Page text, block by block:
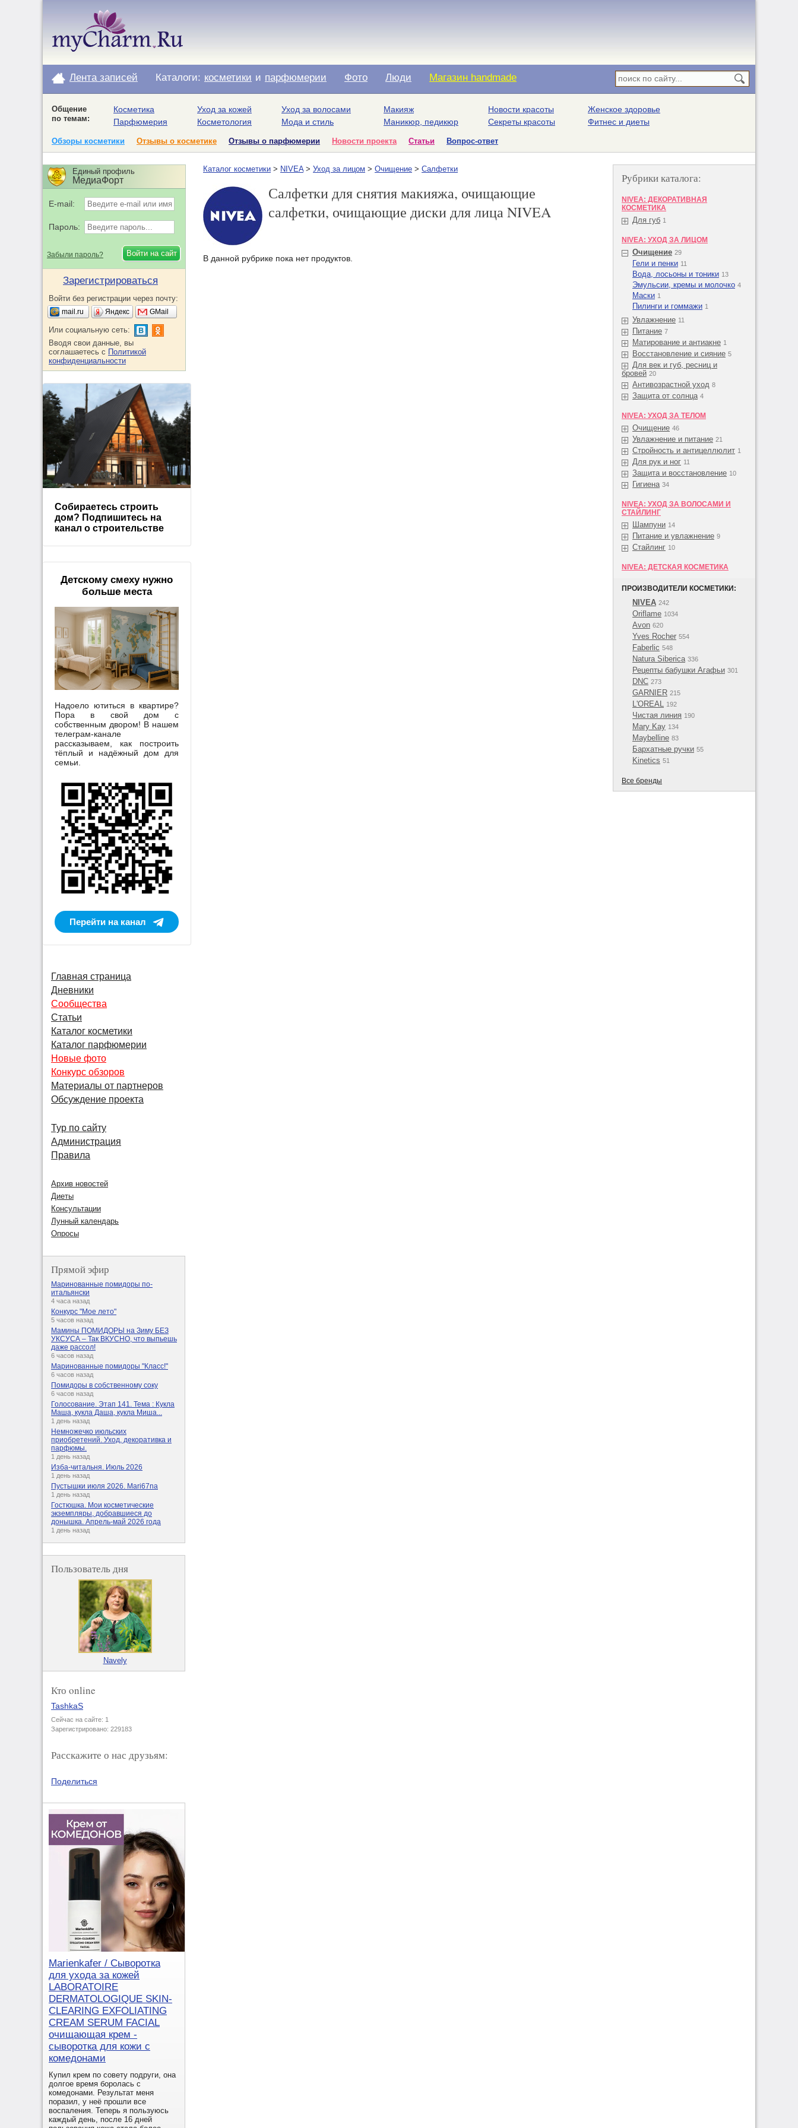
Лента записей Каталоги: косметики и парфюмерии Фото Люди Магазин handmade
Общение
по темам:
Косметика
Парфюмерия
Уход за кожей
Косметология
Уход за волосами
Мода и стиль
Макияж
Маникюр, педикюр
Новости красоты
Секреты красоты
Женское здоровье
Фитнес и диеты
Обзоры косметики Отзывы о косметике Отзывы о парфюмерии Новости проекта Статьи Вопрос-ответ
Каталог косметики > NIVEA> Уход за лицом > Очищение > Салфетки
Салфетки для снятия макияжа, очищающие
салфетки, очищающие диски для лица NIVEA
В данной рубрике пока нет продуктов.
Рубрики каталога:
NIVEA: ДЕКОРАТИВНАЯ
КОСМЕТИКА
Для губ 1
NIVEA: УХОД ЗА ЛИЦОМ
Очищение 29
Гели и пенки 11
Вода, лосьоны и тоники 13
Эмульсии, кремы и молочко 4
Маски 1
Пилинги и гоммажи 1
Увлажнение 11
Питание 7
Матирование и антиакне 1
Восстановление и сияние 5
Для век и губ, ресниц и
бровей 20
Антивозрастной уход 8
Защита от солнца 4
NIVEA: УХОД ЗА ТЕЛОМ
Очищение 46
Увлажнение и питание 21
Стройность и антицеллюлит 1
Для рук и ног 11
Защита и восстановление 10
Гигиена 34
NIVEA: УХОД ЗА ВОЛОСАМИ И
СТАЙЛИНГ
Шампуни 14
Питание и увлажнение 9
Стайлинг 10
NIVEA: ДЕТСКАЯ КОСМЕТИКА
ПРОИЗВОДИТЕЛИ КОСМЕТИКИ:
NIVEA 242
Oriflame 1034
Avon 620
Yves Rocher 554
Faberlic 548
Natura Siberica 336
Рецепты бабушки Агафьи 301
DNC 273
GARNIER 215
L'OREAL 192
Чистая линия 190
Mary Kay 134
Maybelline 83
Бархатные ручки 55
Kinetics 51
Все бренды
Единый профиль
МедиаФорт
E-mail:
Пароль:
Забыли пароль?
Зарегистрироваться
Войти без регистрации через почту:
mail.ru Яндекс GMail
Или социальную сеть:
Вводя свои данные, вы
соглашаетесь с Политикой
конфиденциальности
Собираетесь строить
дом? Подпишитесь на
канал о строительстве
Детскому смеху нужно
больше места
Надоело ютиться в квартире?
Пора в свой дом с
собственным двором! В нашем
телеграм-канале
рассказываем, как построить
тёплый и надёжный дом для
семьи.
Перейти на канал
Главная страница
Дневники
Сообщества
Статьи
Каталог косметики
Каталог парфюмерии
Новые фото
Конкурс обзоров
Материалы от партнеров
Обсуждение проекта
Тур по сайту
Администрация
Правила
Архив новостей
Диеты
Консультации
Лунный календарь
Опросы
Прямой эфир
Маринованные помидоры по-
итальянски
4 часа назад
Конкурс "Мое лето"
5 часов назад
Мамины ПОМИДОРЫ на Зиму БЕЗ
УКСУСА – Так ВКУСНО, что выпьешь
даже рассол!
6 часов назад
Маринованные помидоры "Класс!"
6 часов назад
Помидоры в собственному соку
6 часов назад
Голосование. Этап 141. Тема : Кукла
Маша, кукла Даша, кукла Миша...
1 день назад
Немножечко июльских
приобретений. Уход, декоративка и
парфюмы.
1 день назад
Изба-читальня. Июль 2026
1 день назад
Пустышки июля 2026. Mari67na
1 день назад
Гостюшка. Мои косметические
экземпляры, добравшиеся до
донышка. Апрель-май 2026 года
1 день назад
Пользователь дня
Navely
Кто online
TashkaS
Сейчас на сайте: 1
Зарегистрировано: 229183
Расскажите о нас друзьям:
Поделиться
Marienkafer / Сыворотка
для ухода за кожей
LABORATOIRE
DERMATOLOGIQUE SKIN-
CLEARING EXFOLIATING
CREAM SERUM FACIAL
очищающая крем -
сыворотка для кожи с
комедонами
Купил крем по совету подруги, она
долгое время боролась с
комедонами. Результат меня
поразил, у неё прошли все
воспаления. Теперь я пользуюсь
каждый день, после 16 дней